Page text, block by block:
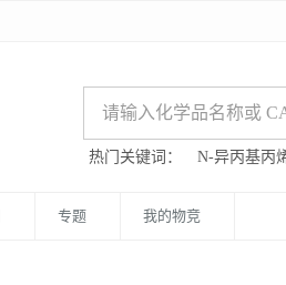
热门关键词： N-异丙基丙
专题 我的物竞